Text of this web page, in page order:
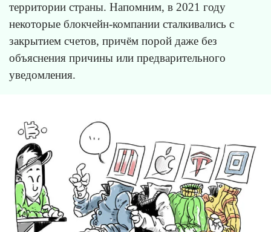
территории страны. Напомним, в 2021 году
некоторые блокчейн-компании сталкивались с
закрытием счетов, причём порой даже без
объяснения причины или предварительного
уведомления.